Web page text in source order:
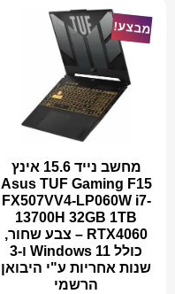
מבצע!
מחשב נייד 15.6 אינץ
Asus TUF Gaming F15
FX507VV4-LP060W i7-
13700H 32GB 1TB
RTX4060 – צבע שחור,
כולל Windows 11 ו-3
שנות אחריות ע"י היבואן
הרשמי